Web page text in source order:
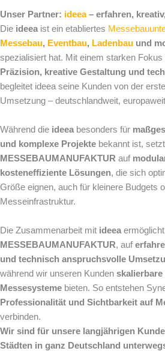
Unser Partner: ideea– erfahren,
Die ideea ist ein etabliertes
Messebau, Eventbau, Ladenbau und
spezialisiert hat. Mit einem starken Fokus
Präzision, kreative Gestaltung und
begleitet ideea seine Kunden von der
Umsetzung – deutschlandweit,
Während die ideea besonders für
und komplexe Projekte bekannt ist,
MESSEBAUMANUFAKTUR auf
kosteneffiziente Lösungen, die sich
Größe eignen, auch für kleinere Budgets
Messeinfrastruktur.
Die Zusammenarbeit mit ideea
MESSEBAUMANUFAKTUR, auf
und technisch anspruchsvolle
während wir unseren Kunden
Messesysteme bieten. So entstehen
Professionalität und Sichtbarkeit auf
verbinden.
Wir sind für unsere langjährigen
Städten in ganz Deutschland